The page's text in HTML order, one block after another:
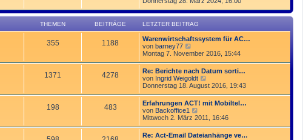
t
r
g
e
r
B
e
i
t
a
g
e
e
r
B
e
i
t
a
g
THEMEN BEITRÄGE LETZTER BEITRAG
355 1188
Warenwirtschaftssystem für AC…
von barney77
e
e
s
t
e
r
B
e
i
t
r
Montag 7. November 2016, 15:44
1371 4278
Re: Berichte nach Datum sorti…
von Ingrid Weigoldt
e
e
s
t
e
r
B
Donnerstag 18. August 2016, 19:43
198 483
Erfahrungen ACT! mit Mobiltel…
von Backoffice1
e
Mittwoch 2. März 2011, 16:46
Re: Act-Email Dateianhänge ve…